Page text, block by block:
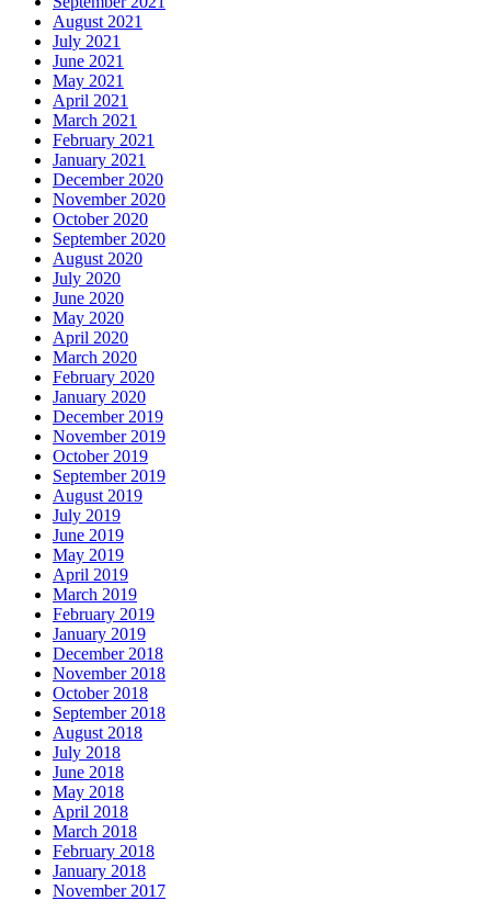
August 2021
July 2021
June 2021
May 2021
April 2021
March 2021
February 2021
January 2021
December 2020
November 2020
October 2020
September 2020
August 2020
July 2020
June 2020
May 2020
April 2020
March 2020
February 2020
January 2020
December 2019
November 2019
October 2019
September 2019
August 2019
July 2019
June 2019
May 2019
April 2019
March 2019
February 2019
January 2019
December 2018
November 2018
October 2018
September 2018
August 2018
July 2018
June 2018
May 2018
April 2018
March 2018
February 2018
January 2018
November 2017